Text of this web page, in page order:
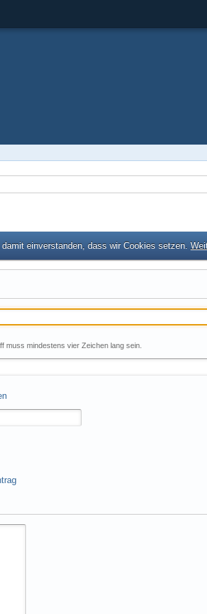
einverstanden, dass wir Cookies setzen.
muss mindestens vier Zeichen lang sein.